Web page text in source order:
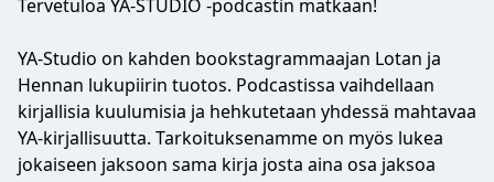
Tervetuloa YA-STUDIO -podcastin matkaan!⠀
YA-Studio on kahden bookstagrammaajan Lotan ja
Hennan lukupiirin tuotos. Podcastissa vaihdellaan
kirjallisia kuulumisia ja hehkutetaan yhdessä mahtavaa
YA-kirjallisuutta. Tarkoituksenamme on myös lukea
jokaiseen jaksoon sama kirja josta aina osa jaksoa